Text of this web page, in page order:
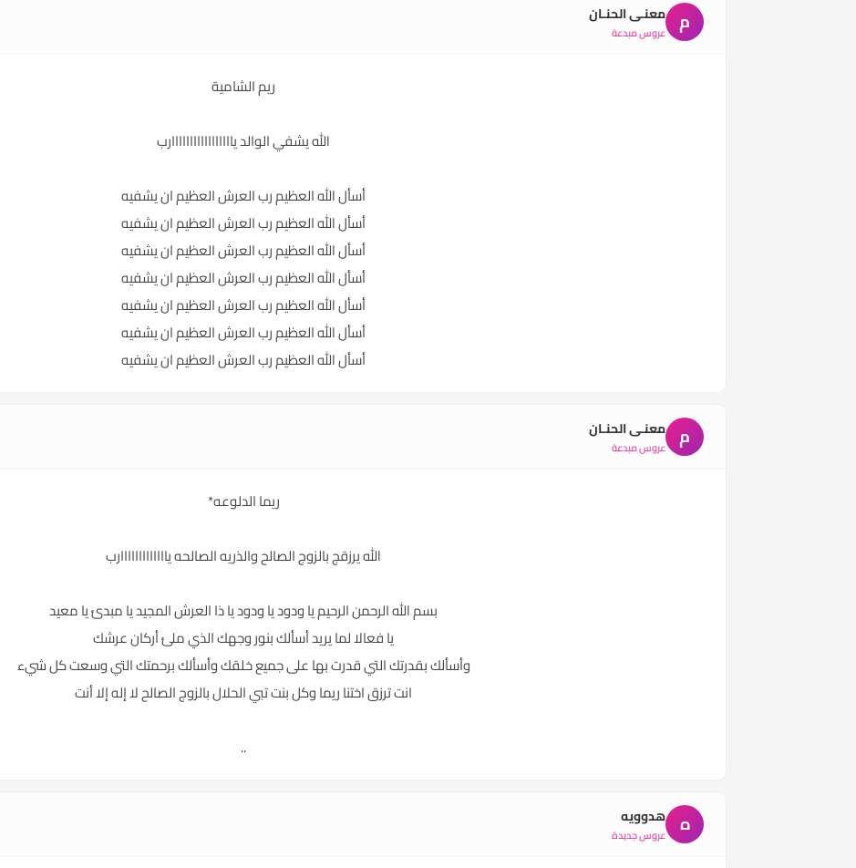
م معنـى الحنـان
عروس مبدعة
ريم الشامية
الله يشفي الوالد يااااااااااااااااارب
أسأل الله العظيم رب العرش العظيم ان يشفيه
أسأل الله العظيم رب العرش العظيم ان يشفيه
أسأل الله العظيم رب العرش العظيم ان يشفيه
أسأل الله العظيم رب العرش العظيم ان يشفيه
أسأل الله العظيم رب العرش العظيم ان يشفيه
أسأل الله العظيم رب العرش العظيم ان يشفيه
أسأل الله العظيم رب العرش العظيم ان يشفيه
م معنـى الحنـان
عروس مبدعة
ريما الدلوعه*
الله يرزقج بالزوج الصالح والذريه الصالحه يااااااااااااارب
بسم الله الرحمن الرحيم يا ودود يا ودود يا ذا العرش المجيد يا مبدئ يا معيد
يا فعالا لما يريد أسألك بنور وجهك الذي ملئ أركان عرشك
وأسألك بقدرتك التي قدرت بها على جميع خلقك وأسألك برحمتك التي وسعت كل شيء
انت ترزق اختنا ريما وكل بنت تبي الحلال بالزوج الصالح لا إله إلا أنت
..
ه هدوويه
عروس جديدة